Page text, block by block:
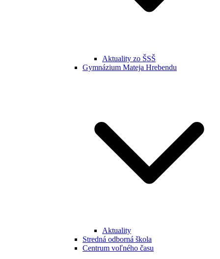
Aktuality zo ŠSŠ
Gymnázium Mateja Hrebendu
Aktuality
Stredná odborná škola
Centrum voľného času